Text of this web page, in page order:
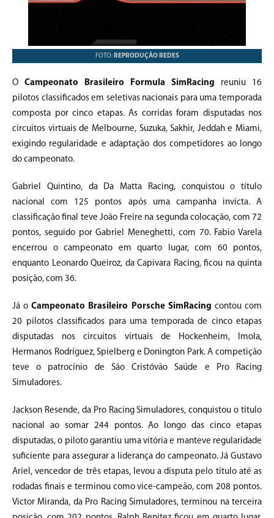
FOTO: REPRODUÇÃO REDES
O Campeonato Brasileiro Formula SimRacing reuniu 16
pilotos classificados em seletivas nacionais para uma temporada
composta por cinco etapas. As corridas foram disputadas nos
circuitos virtuais de Melbourne, Suzuka, Sakhir, Jeddah e Miami,
exigindo regularidade e adaptação dos competidores ao longo
do campeonato.
Gabriel Quintino, da Da Matta Racing, conquistou o título
nacional com 125 pontos após uma campanha invicta. A
classificação final teve João Freire na segunda colocação, com 72
pontos, seguido por Gabriel Meneghetti, com 70. Fabio Varela
encerrou o campeonato em quarto lugar, com 60 pontos,
enquanto Leonardo Queiroz, da Capivara Racing, ficou na quinta
posição, com 36.
Já oCampeonato Brasileiro Porsche SimRacing contou com
20 pilotos classificados para uma temporada de cinco etapas
disputadas nos circuitos virtuais de Hockenheim, Imola,
Hermanos Rodríguez, Spielberg e Donington Park. A competição
teve o patrocínio de São Cristóvão Saúde e Pro Racing
Simuladores.
Jackson Resende, da Pro Racing Simuladores, conquistou o título
nacional ao somar 244 pontos. Ao longo das cinco etapas
disputadas, o piloto garantiu uma vitória e manteve regularidade
suficiente para assegurar a liderança do campeonato. Já Gustavo
Ariel, vencedor de três etapas, levou a disputa pelo título até as
rodadas finais e terminou como vice-campeão, com 208 pontos.
Victor Miranda, da Pro Racing Simuladores, terminou na terceira